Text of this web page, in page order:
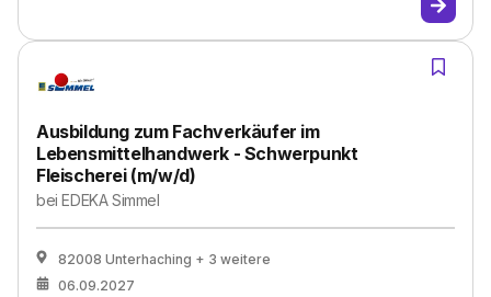
Ausbildung zum Fachverkäufer im
Lebensmittelhandwerk - Schwerpunkt
Fleischerei (m/w/d)
beiEDEKA Simmel
82008 Unterhaching + 3 weitere
06.09.2027